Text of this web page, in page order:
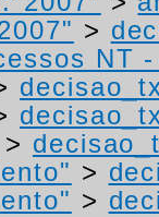
>
NT
>
>
>